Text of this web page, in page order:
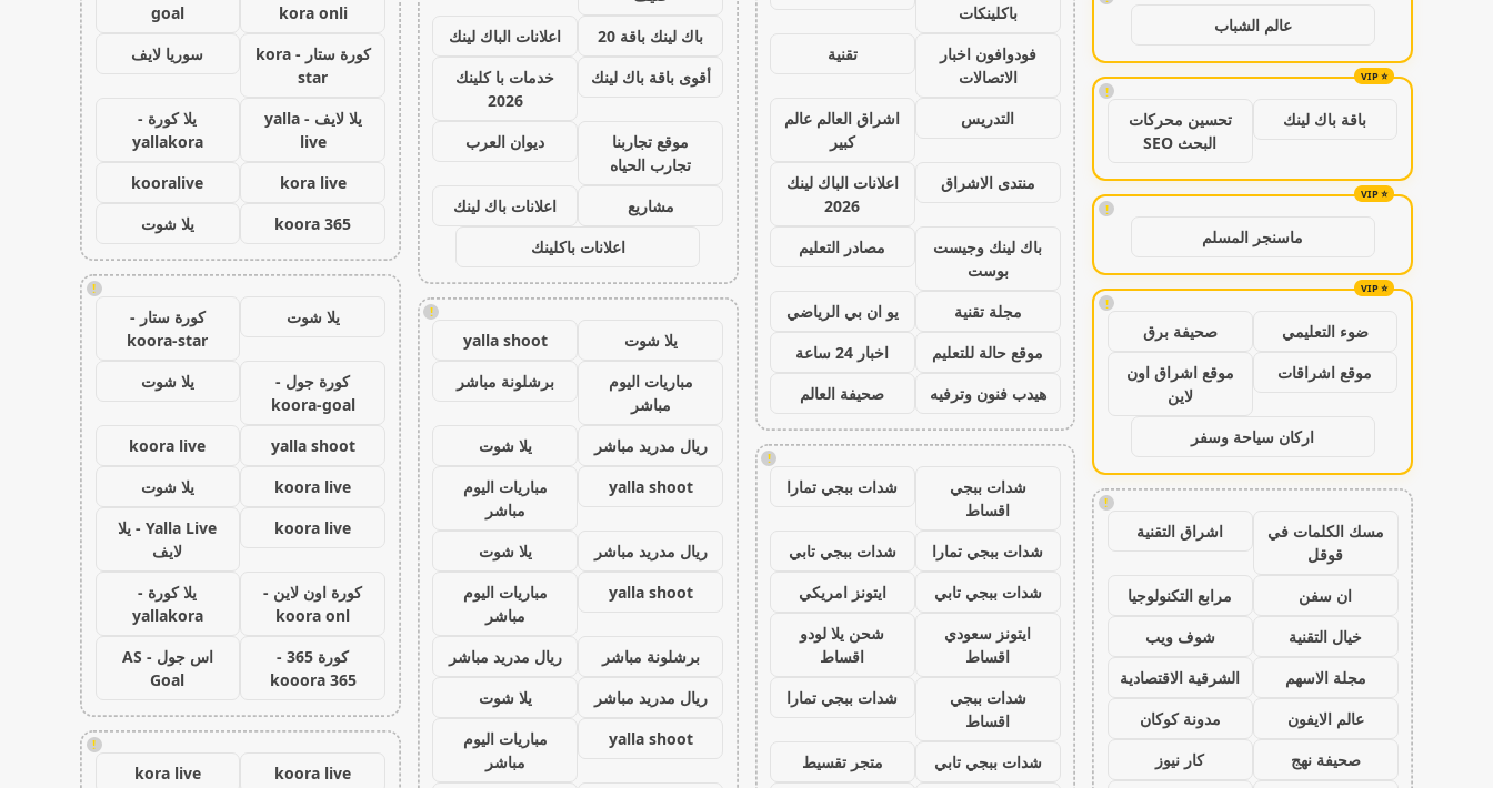
عالم الشباب
!
باقة باك لينك
تحسين محركات
البحث SEO
!
ماسنجر المسلم
!
ضوء التعليمي
صحيفة برق
موقع اشراقات
موقع اشراق اون
لاين
اركان سياحة وسفر
!
مسك الكلمات في
قوقل
اشراق التقنية
ان سفن
مرابع التكنولوجيا
خيال التقنية
شوف ويب
مجلة الاسهم
الشرقية الاقتصادية
عالم الايفون
مدونة كوكان
صحيفة نهج
كار نيوز
باكلينكات
فودوافون اخبار
الاتصالات
تقنية
التدريس
اشراق العالم عالم
كبير
منتدى الاشراق
اعلانات الباك لينك
2026
باك لينك وجيست
بوست
مصادر التعليم
مجلة تقنية
يو ان بي الرياضي
موقع حالة للتعليم
اخبار 24 ساعة
هيدب فنون وترفيه
صحيفة العالم
!
شدات ببجي
اقساط
شدات ببجي تمارا
شدات ببجي تمارا
شدات ببجي تابي
شدات ببجي تابي
ايتونز امريكي
ايتونز سعودي
اقساط
شحن يلا لودو
اقساط
شدات ببجي
اقساط
شدات ببجي تمارا
شدات ببجي تابي
متجر تقسيط
باك لينك باقة 20
اعلانات الباك لينك
أقوى باقة باك لينك
خدمات با كلينك
2026
موقع تجاربنا
تجارب الحياه
ديوان العرب
مشاريع
اعلانات باك لينك
اعلانات باكلينك
!
يلا شوت
yalla shoot
مباريات اليوم
مباشر
برشلونة مباشر
ريال مدريد مباشر
يلا شوت
yalla shoot
مباريات اليوم
مباشر
ريال مدريد مباشر
يلا شوت
yalla shoot
مباريات اليوم
مباشر
برشلونة مباشر
ريال مدريد مباشر
ريال مدريد مباشر
يلا شوت
yalla shoot
مباريات اليوم
مباشر
kora onli
goal
كورة ستار - kora
star
سوريا لايف
يلا لايف - yalla
live
يلا كورة -
yallakora
kora live
kooralive
koora 365
يلا شوت
!
يلا شوت
كورة ستار -
koora-star
كورة جول -
koora-goal
يلا شوت
yalla shoot
koora live
koora live
يلا شوت
koora live
Yalla Live - يلا
لايف
كورة اون لاين -
koora onl
يلا كورة -
yallakora
كورة 365 -
kooora 365
اس جول - AS
Goal
!
koora live
kora live